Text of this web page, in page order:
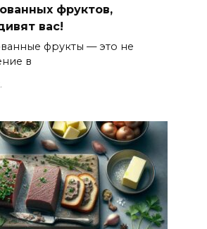
фруктов,
вас!
фрукты — это не
в